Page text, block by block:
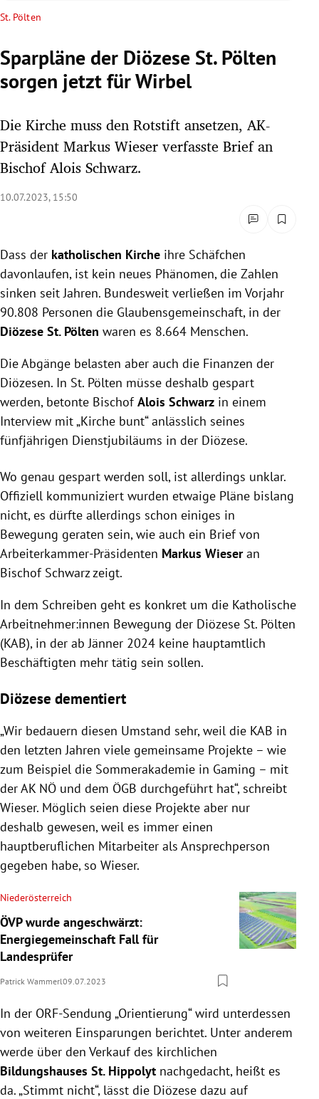
Untermenü
Untermenü
Untermenü
Untermenü
Untermenü
Untermenü
Untermenü
St. Pölten
Sparpläne der Diözese St. Pölten
sorgen jetzt für Wirbel
Die Kirche muss den Rotstift ansetzen, AK-
Präsident Markus Wieser verfasste Brief an
Bischof Alois Schwarz.
10.07.2023, 15:50
Dass der katholischen Kirche ihre Schäfchen
davonlaufen, ist kein neues Phänomen, die Zahlen
sinken seit Jahren. Bundesweit verließen im Vorjahr
90.808 Personen die Glaubensgemeinschaft, in der
Diözese St. Pölten waren es 8.664 Menschen.
Die Abgänge belasten aber auch die Finanzen der
Diözesen. In St. Pölten müsse deshalb gespart
werden, betonte BischofAlois Schwarz in einem
Interview mit „Kirche bunt“ anlässlich seines
fünfjährigen Dienstjubiläums in der Diözese.
Wo genau gespart werden soll, ist allerdings unklar.
Offiziell kommuniziert wurden etwaige Pläne bislang
nicht, es dürfte allerdings schon einiges in
Bewegung geraten sein, wie auch ein Brief von
Arbeiterkammer-Präsidenten Markus Wieseran
Bischof Schwarz zeigt.
In dem Schreiben geht es konkret um die Katholische
Arbeitnehmer:innen Bewegung der Diözese St. Pölten
(KAB), in der ab Jänner 2024 keine hauptamtlich
Beschäftigten mehr tätig sein sollen.
Diözese dementiert
„Wir bedauern diesen Umstand sehr, weil die KAB in
den letzten Jahren viele gemeinsame Projekte – wie
zum Beispiel die Sommerakademie in Gaming – mit
der AK NÖ und dem ÖGB durchgeführt hat“, schreibt
Wieser. Möglich seien diese Projekte aber nur
deshalb gewesen, weil es immer einen
hauptberuflichen Mitarbeiter als Ansprechperson
gegeben habe, so Wieser.
Niederösterreich
ÖVP wurde angeschwärzt:
Energiegemeinschaft Fall für
Landesprüfer
Patrick Wammerl09.07.2023
In der ORF-Sendung „Orientierung“ wird unterdessen
von weiteren Einsparungen berichtet. Unter anderem
werde über den Verkauf des kirchlichen
Bildungshauses St. Hippolyt nachgedacht, heißt es
da. „Stimmt nicht“, lässt die Diözese dazu auf